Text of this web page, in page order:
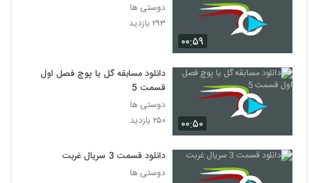
۰۰:۵۹
دوستی ها
۲۹۳ بازدید
۰۰:۵۰
دانلود مسابقه گل یا پوچ فصل اول
قسمت 5
دوستی ها
۲۵۰ بازدید
دانلود قسمت 3 سریال غربت
دوستی ها